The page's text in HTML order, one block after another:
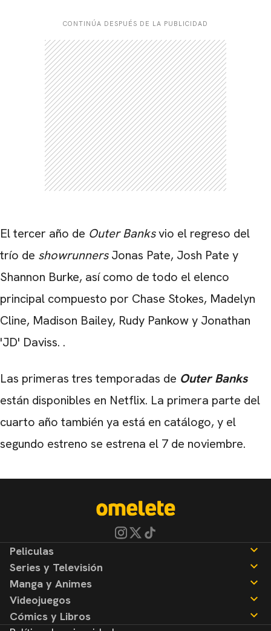
CONTINÚA DESPUÉS DE LA PUBLICIDAD
El tercer año de Outer Banksvio el regreso del
trío de showrunners Jonas Pate, Josh Pate y
Shannon Burke, así como de todo el elenco
principal compuesto por Chase Stokes, Madelyn
Cline, Madison Bailey, Rudy Pankow y Jonathan
'JD' Daviss. .
Las primeras tres temporadas de Outer Banks
están disponibles en Netflix. La primera parte del
cuarto año también ya está en catálogo, y el
segundo estreno se estrena el 7 de noviembre.
CARREGANDO PUBLICIDADE
Peliculas
Noticias
Reseñas
Series y Televisión
Noticias
Reseñas
Manga y Animes
Noticias
Reseñas
Videojuegos
Noticias
Cómics y Libros